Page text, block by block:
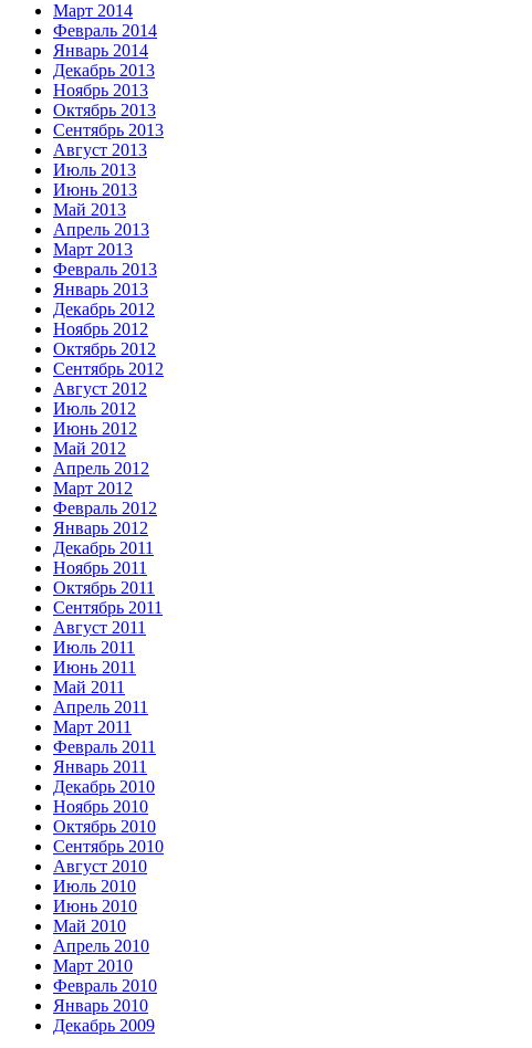
Март 2014
Февраль 2014
Январь 2014
Декабрь 2013
Ноябрь 2013
Октябрь 2013
Сентябрь 2013
Август 2013
Июль 2013
Июнь 2013
Май 2013
Апрель 2013
Март 2013
Февраль 2013
Январь 2013
Декабрь 2012
Ноябрь 2012
Октябрь 2012
Сентябрь 2012
Август 2012
Июль 2012
Июнь 2012
Май 2012
Апрель 2012
Март 2012
Февраль 2012
Январь 2012
Декабрь 2011
Ноябрь 2011
Октябрь 2011
Сентябрь 2011
Август 2011
Июль 2011
Июнь 2011
Май 2011
Апрель 2011
Март 2011
Февраль 2011
Январь 2011
Декабрь 2010
Ноябрь 2010
Октябрь 2010
Сентябрь 2010
Август 2010
Июль 2010
Июнь 2010
Май 2010
Апрель 2010
Март 2010
Февраль 2010
Январь 2010
Декабрь 2009